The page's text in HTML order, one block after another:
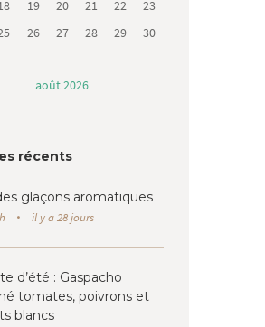
19 20 21 22
23
26 27 28 29
30
août2026
récents
glaçons aromatiques
il y a 28 jours
d’été : Gaspacho
tomates, poivrons et
blancs